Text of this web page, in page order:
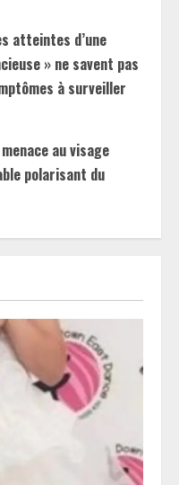
atteintes d’une
» ne savent pas
à surveiller
au visage
polarisant du